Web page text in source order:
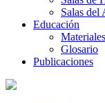
Salas del
Educación
Glosario
Publicaciones